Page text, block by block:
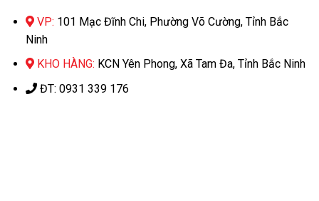
VP: 101 Mạc Đĩnh Chi, Phường Võ Cường, Tỉnh Bắc
Ninh
KHO HÀNG: KCN Yên Phong, Xã Tam Đa, Tỉnh Bắc Ninh
ĐT: 0931 339 176